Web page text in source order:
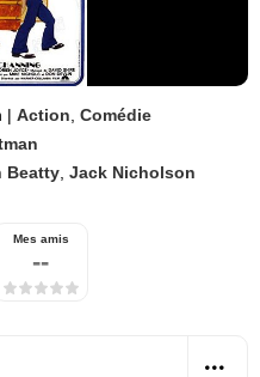
| Action Comédie
Beatty Jack Nicholson
Mes amis
--